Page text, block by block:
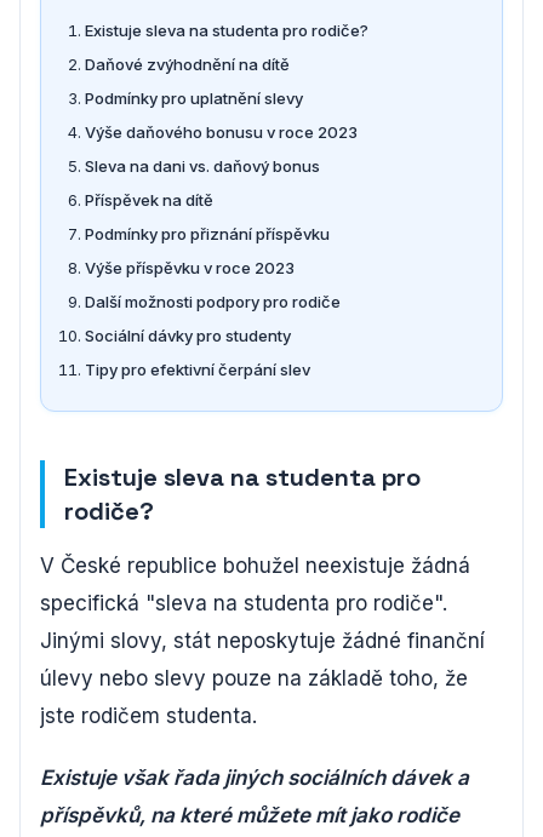
Existuje sleva na studenta pro rodiče?
Daňové zvýhodnění na dítě
Podmínky pro uplatnění slevy
Výše daňového bonusu v roce 2023
Sleva na dani vs. daňový bonus
Příspěvek na dítě
Podmínky pro přiznání příspěvku
Výše příspěvku v roce 2023
Další možnosti podpory pro rodiče
Sociální dávky pro studenty
Tipy pro efektivní čerpání slev
Existuje sleva na studenta pro
rodiče?
V České republice bohužel neexistuje žádná
specifická "sleva na studenta pro rodiče".
Jinými slovy, stát neposkytuje žádné finanční
úlevy nebo slevy pouze na základě toho, že
jste rodičem studenta.
Existuje však řada jiných sociálních dávek a
příspěvků, na které můžete mít jako rodiče